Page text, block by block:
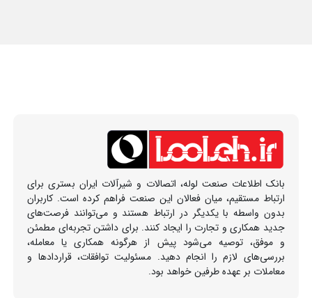
بانک اطلاعات صنعت لوله، اتصالات و شیرآلات ایران بستری برای
ارتباط مستقیم، میان فعالان این صنعت فراهم کرده است. کاربران
بدون واسطه با یکدیگر در ارتباط هستند و می‌توانند فرصت‌های
جدید همکاری و تجارت را ایجاد کنند. برای داشتن تجربه‌ای مطمئن
و موفق، توصیه می‌شود پیش از هرگونه همکاری یا معامله،
بررسی‌های لازم را انجام دهید. مسئولیت توافقات، قراردادها و
معاملات بر عهده طرفین خواهد بود.